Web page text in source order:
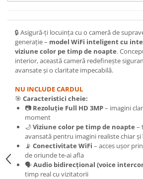
🔒 Asigură-ți locuința cu o cameră de
generație – model WiFi inteligent cu
viziune color pe timp de noapte.
interior, această cameră redefinește
avansate și o claritate impecabilă.
NU INCLUDE CARDUL
🎯 Caracteristici cheie:
📷 Rezoluție Full HD 3MP– imagini
moment
🌙Viziune color pe timp de noapte –
avansată pentru imagini realiste chiar
📡 Conectivitate WiFi – acces ușor
de oriunde te-ai afla
🗣️Audio bidirecțional (voice
timp real cu vizitatorii